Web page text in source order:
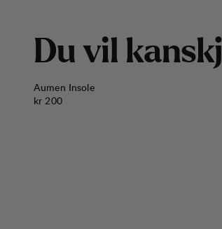
Du vil kanskj
Aumen Insole
Pris:
kr 200